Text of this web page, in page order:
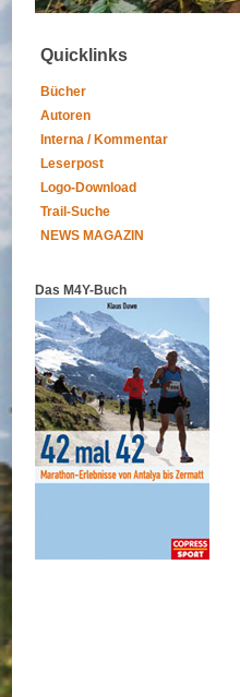
Quicklinks
Bücher
Autoren
Interna / Kommentar
Leserpost
Logo-Download
Trail-Suche
NEWS MAGAZIN
Das M4Y-Buch